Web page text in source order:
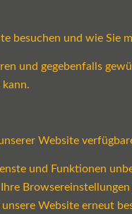
besuchen und wie
und gegebenfalls
Website
und Funktionen
Website erneut